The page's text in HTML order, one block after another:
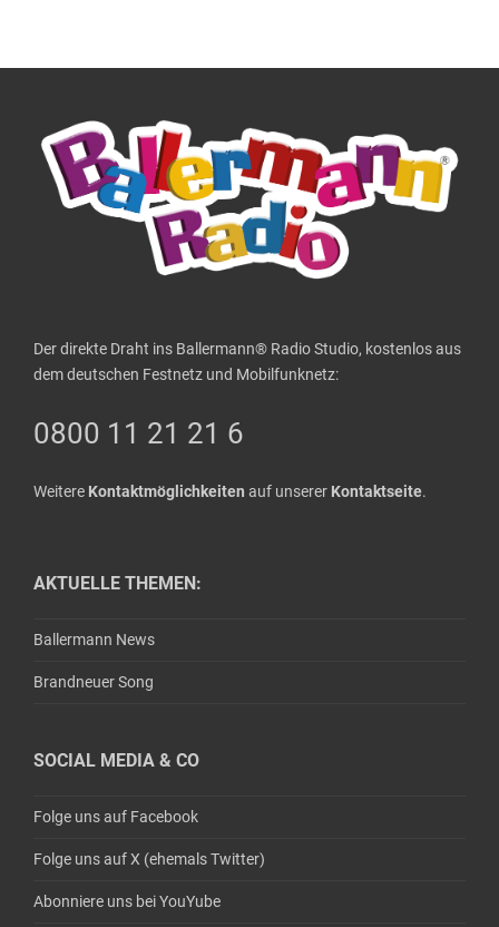
Der direkte Draht ins Ballermann® Radio Studio, kostenlos aus
dem deutschen Festnetz und Mobilfunknetz:
0800 11 21 21 6
Weitere Kontaktmöglichkeiten auf unserer Kontaktseite.
AKTUELLE THEMEN:
Ballermann News
Brandneuer Song
SOCIAL MEDIA & CO
Folge uns auf Facebook
Folge uns auf X (ehemals Twitter)
Abonniere uns bei YouYube